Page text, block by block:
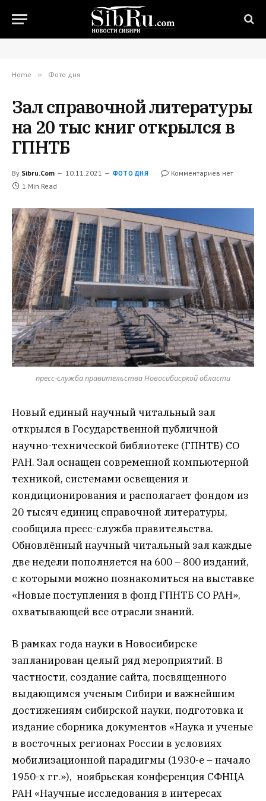
Home » Фото дня
Зал справочной литературы
на 20 тыс книг открылся в
ГПНТБ
By Sibru.Com 10.11.2021 ФОТО ДНЯ
Комментариев нет
1 Min Read
пресс-служба правительства Новосибисркой области
Новый единый научный читальный зал
открылся в Государственной публичной
научно-технической библиотеке (ГПНТБ) СО
РАН. Зал оснащен современной компьютерной
техникой, системами освещения и
кондиционирования и располагает фондом из
20 тысяч единиц справочной литературы,
сообщила пресс-служба правительства.
Обновлённый научный читальный зал каждые
две недели пополняется на 600 – 800 изданий,
с которыми можно познакомиться на выставке
«Новые поступления в фонд ГПНТБ СО РАН»,
охватывающей все отрасли знаний.
В рамках года науки в Новосибирске
запланирован целый ряд мероприятий. В
частности, создание сайта, посвященного
выдающимся ученым Сибири и важнейшим
достижениям сибирской науки, подготовка и
издание сборника документов «Наука и ученые
в восточных регионах России в условиях
мобилизационной парадигмы (1930-е – начало
1950-х гг.»), ноябрьская конференция СФНЦА
РАН «Научные исследования в интересах